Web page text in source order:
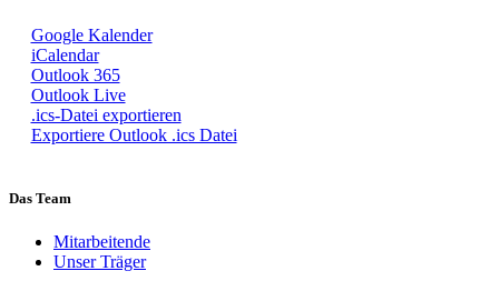
Google Kalender
iCalendar
Outlook 365
Outlook Live
.ics-Datei exportieren
Exportiere Outlook .ics Datei
Das Team
Mitarbeitende
Unser Träger